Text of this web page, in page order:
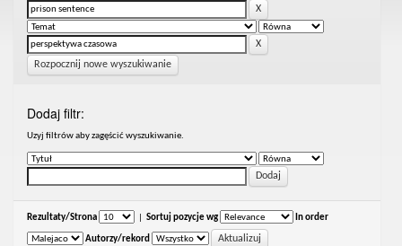
Rozpocznij nowe wyszukiwanie
Dodaj filtr:
Uzyj filtrów aby zagęścić wyszukiwanie.
Rezultaty/Strona Sortuj pozycje wg In order
Autorzy/rekord